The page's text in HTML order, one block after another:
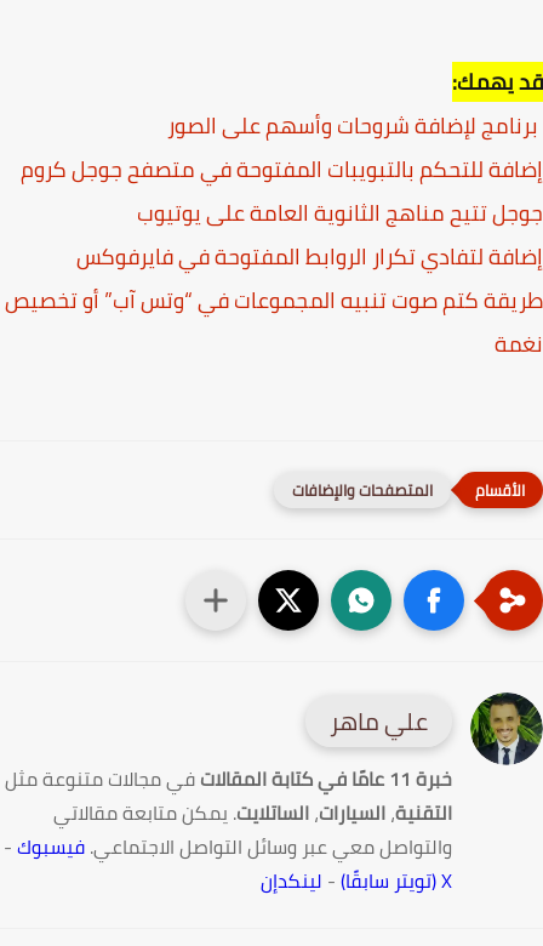
يهمك:
لإضافة شروحات وأسهم على الصور
للتحكم بالتبويبات المفتوحة في متصفح جوجل كروم
تتيح مناهج الثانوية العامة على يوتيوب
لتفادي تكرار الروابط المفتوحة في فايرفوكس
كتم صوت تنبيه المجموعات في “وتس آب” أو تخصيص
المتصفحات والإضافات
علي ماهر
خبرة 11 عامًا في كتابة المقالات
في مجالات متنوعة مثل
التقنية،السيارات،الساتلايت. يمكن متابعة مقالاتي
والتواصل معي عبر وسائل التواصل الاجتماعي.فيسبوك-
-لينكدإن